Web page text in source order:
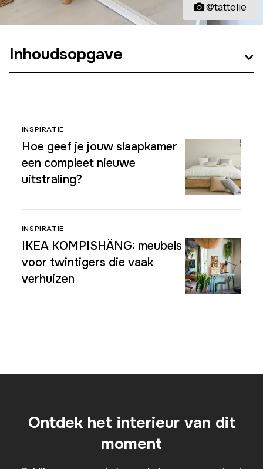
@tattelie
Inhoudsopgave
INSPIRATIE
Hoe geef je jouw slaapkamer
een compleet nieuwe
uitstraling?
INSPIRATIE
IKEA KOMPISHÄNG: meubels
voor twintigers die vaak
verhuizen
Ontdek het interieur van dit
moment